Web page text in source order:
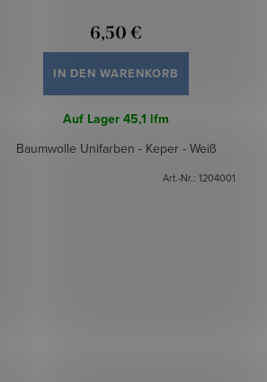
6,50 €
IN DEN WARENKORB
Auf Lager 45,1 lfm
Baumwolle Unifarben - Keper - Weiß
Art.-Nr.: 1204001